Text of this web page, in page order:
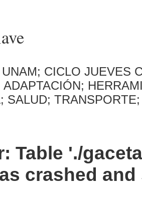
CICLO JUEVES
SALUD;
Table './
crashed